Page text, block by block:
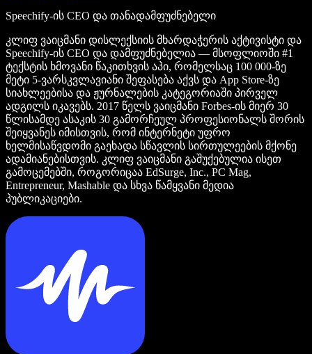
Speechify-ის CEO და თანადამფუძნებელი
კლიფ ვაიცმანი დისლექსიის მხარდაჭერის აქტივისტი და
Speechify-ის CEO და დამფუძნებელია — მსოფლიოში #1
ტექსტის ხმოვანი წაკითხვის აპი, რომელსაც 100 000-ზე
მეტი 5-ვარსკვლავიანი შეფასება აქვს და App Store-ზე
სიახლეებისა და ჟურნალების კატეგორიაში პირველ
ადგილს იკავებს. 2017 წელს ვაიცმანი Forbes-ის მიერ 30
წლისამდე ასაკის 30 გამორჩეულ პროფესიონალს შორის
შეიყვანეს იმისთვის, რომ ინტერნეტი უფრო
ხელმისაწვდომი გაეხადა სწავლის სირთულეების მქონე
ადამიანებისთვის. კლიფ ვაიცმანი გაშუქებულია ისეთ
გამოცემებში, როგორიცაა EdSurge, Inc., PC Mag,
Entrepreneur, Mashable და სხვა წამყვანი მედია
პუბლიკაციები.